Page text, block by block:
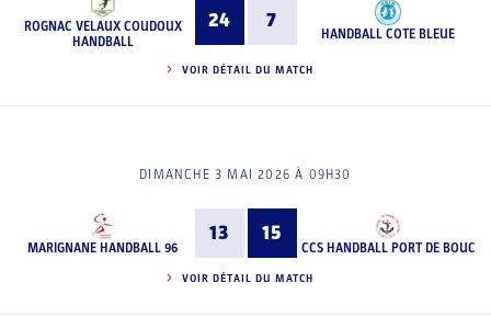
ROGNAC VELAUX COUDOUX
HANDBALL
24 7
HANDBALL COTE BLEUE
VOIR DÉTAIL DU MATCH
DIMANCHE 3 MAI 2026 À 09H30
MARIGNANE HANDBALL 96
13 15
CCS HANDBALL PORT DE BOUC
VOIR DÉTAIL DU MATCH